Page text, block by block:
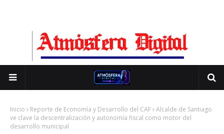
Inicio Reporte de Economía y Desarrollo del CAF Alcalde de Santiago
ve clave la descentralización y autonomía fiscal como motor del
desarrollo municipal